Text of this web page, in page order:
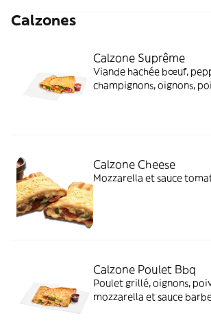
Calzones
Calzone Suprême
Viande hachée bœuf,
champignons, oignons,
Calzone Cheese
Mozzarella et sauce
Calzone Poulet Bbq
Poulet grillé, oignons,
mozzarella et sauce